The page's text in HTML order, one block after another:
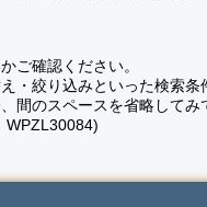
ご確認ください。
・絞り込みといった検索条
間のスペースを省略してみ